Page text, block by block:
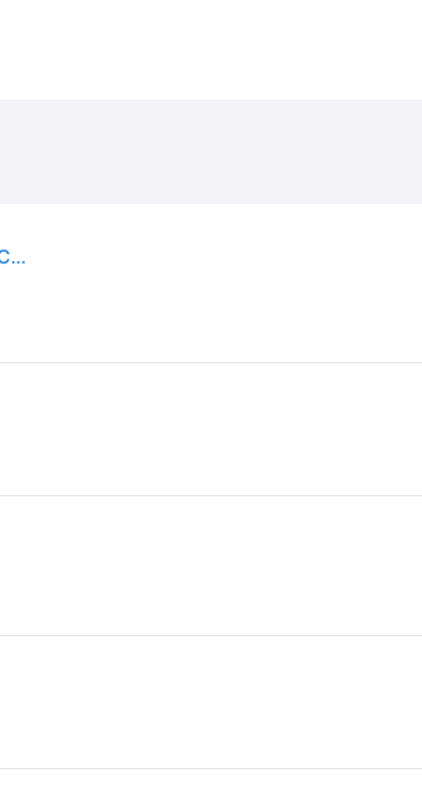
GameSir G7 SE Xbox Wired Controller - Dynamic Blue - Wired Controller - Microsoft Xbox One